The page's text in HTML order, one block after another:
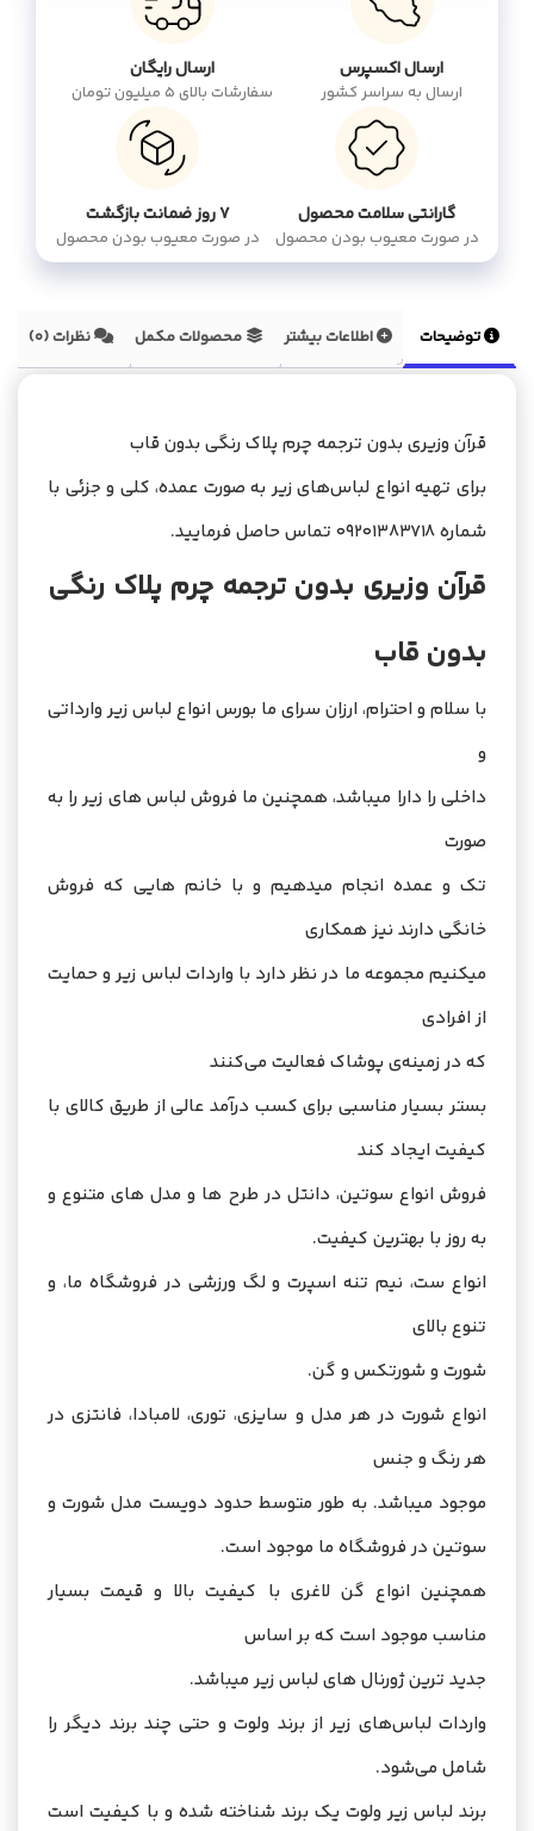
ارسال اکسپرس
ارسال به سراسر کشور
ارسال رایگان
سفارشات بالای 5 میلیون تومان
گارانتی سلامت محصول
در صورت معیوب بودن محصول
۷ روز ضمانت بازگشت
در صورت معیوب بودن محصول
توضیحات اطلاعات بیشتر محصولات مکمل نظرات (0)
قرآن وزیری بدون ترجمه چرم پلاک رنگی بدون قاب
برای تهیه انواع لباس‌های زیر به صورت عمده، کلی و جزئی با
شماره 09201383718 تماس حاصل فرمایید.
قرآن وزیری بدون ترجمه چرم پلاک رنگی
بدون قاب
با سلام و احترام، ارزان سرای ما بورس انواع لباس زیر وارداتی
و
داخلی را دارا میباشد، همچنین ما فروش لباس های زیر را به
صورت
تک و عمده انجام میدهیم و با خانم هایی که فروش
خانگی دارند نیز همکاری
میکنیم مجموعه ما در نظر دارد با واردات لباس زیر و حمایت
از افرادی
که در زمینه‌ی پوشاک فعالیت می‌کنند
بستر بسیار مناسبی برای کسب درآمد عالی از طریق کالای با
کیفیت ایجاد کند
فروش انواع سوتین، دانتل در طرح ها و مدل های متنوع و
به روز با بهترین کیفیت.
انواع ست، نیم تنه اسپرت و لگ ورزشی در فروشگاه ما، و
تنوع بالای
شورت و شورتکس و گن.
انواع شورت در هر مدل و سایزی، توری، لامبادا، فانتزی در
هر رنگ و جنس
موجود میباشد. به طور متوسط حدود دویست مدل شورت و
سوتین در فروشگاه ما موجود است.
همچنین انواع گن لاغری با کیفیت بالا و قیمت بسیار
مناسب موجود است که بر اساس
جدید ترین ژورنال های لباس زیر میباشد.
واردات لباس‌های زیر از برند ولوت و حتی چند برند دیگر را
شامل می‌شود.
برند لباس زیر ولوت یک برند شناخته شده و با کیفیت است